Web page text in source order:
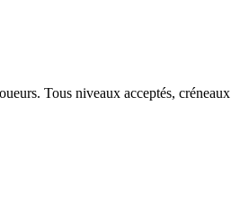
Tous niveaux acceptés,